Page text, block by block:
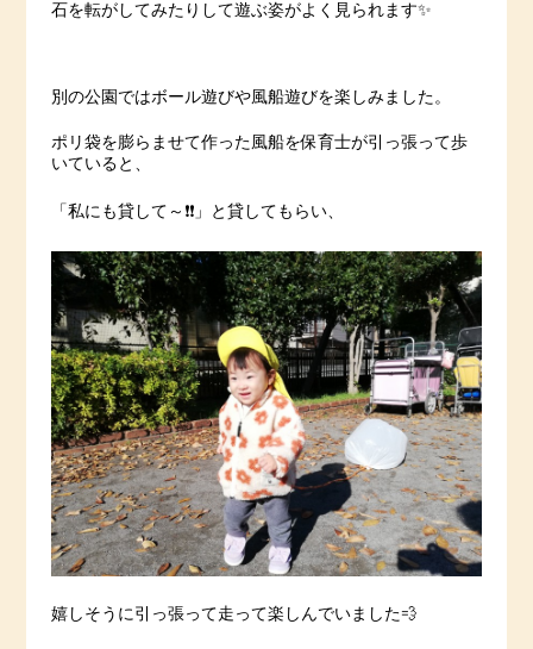
石を転がしてみたりして遊ぶ姿がよく見られます✨
別の公園ではボール遊びや風船遊びを楽しみました。
ポリ袋を膨らませて作った風船を保育士が引っ張って歩
いていると、
「私にも貸して～❗️❗️」と貸してもらい、
嬉しそうに引っ張って走って楽しんでいました💨